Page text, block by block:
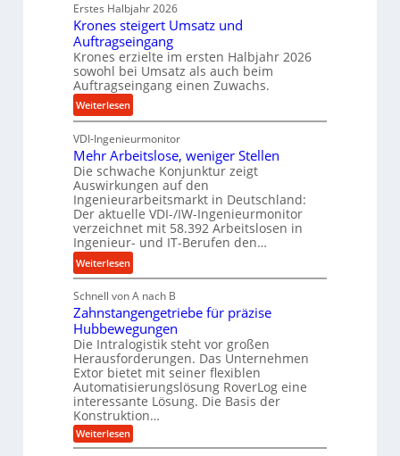
r
o
z
e
s
s
t
r
i
e
b
u
n
d
H
y
d
r
a
u
l
i
k
m
V
e
r
g
l
e
i
r
ä
z
i
s
e
u
n
d
l
a
n
g
l
e
b
i
g
e
K
u
g
e
l
g
e
w
Erstes Halbjahr 2026
Krones steigert Umsatz und
Auftragseingang
Krones erzielte im ersten Halbjahr 2026
sowohl bei Umsatz als auch beim
Auftragseingang einen Zuwachs.
Weiterlesen:
K
r
o
n
e
s
s
t
e
i
g
e
r
t
U
m
s
a
t
z
VDI-Ingenieurmonitor
Mehr Arbeitslose, weniger Stellen
Die schwache Konjunktur zeigt
Auswirkungen auf den
Ingenieurarbeitsmarkt in Deutschland:
Der aktuelle VDI-/IW-Ingenieurmonitor
verzeichnet mit 58.392 Arbeitslosen in
Ingenieur- und IT-Berufen den…
Weiterlesen:
M
e
h
r
A
r
b
e
i
t
s
Schnell von A nach B
Zahnstangengetriebe für präzise
Hubbewegungen
Die Intralogistik steht vor großen
Herausforderungen. Das Unternehmen
Extor bietet mit seiner flexiblen
Automatisierungslösung RoverLog eine
interessante Lösung. Die Basis der
Konstruktion…
Weiterlesen:
Z